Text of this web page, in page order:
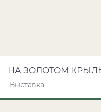
НА ЗОЛОТОМ
Выставка